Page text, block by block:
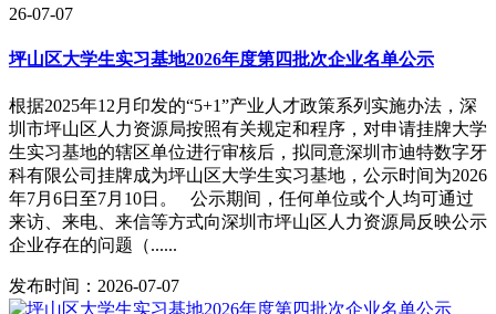
26-07-07
坪山区大学生实习基地2026年度第四批次企业名单公示
根据2025年12月印发的“5+1”产业人才政策系列实施办法，深
圳市坪山区人力资源局按照有关规定和程序，对申请挂牌大学
生实习基地的辖区单位进行审核后，拟同意深圳市迪特数字牙
科有限公司挂牌成为坪山区大学生实习基地，公示时间为2026
年7月6日至7月10日。 公示期间，任何单位或个人均可通过
来访、来电、来信等方式向深圳市坪山区人力资源局反映公示
企业存在的问题（......
发布时间：2026-07-07